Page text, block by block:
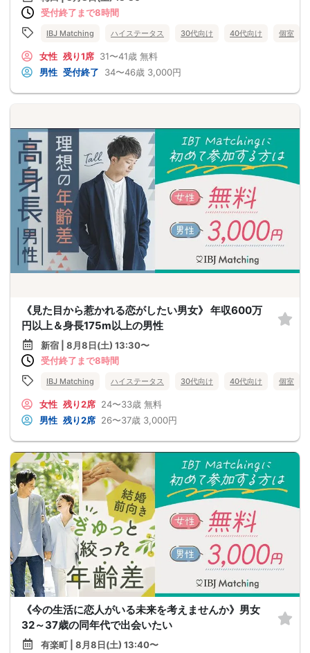
受付終了まで8時間
IBJ Matching ハイステータス 30代向け 40代向け 個室
女性 残り1席 31〜41歳 無料
男性 受付終了 34〜46歳 3,000円
《見た目から惹かれる恋がしたい男女》 年収600万
円以上＆身長175m以上の男性
新宿 | 8月8日(土) 13:30〜
受付終了まで8時間
IBJ Matching ハイステータス 30代向け 40代向け 個室
女性 残り2席 24〜33歳 無料
男性 残り2席 26〜37歳 3,000円
《今の生活に恋人がいる未来を考えませんか》男女
32～37歳の同年代で出会いたい
有楽町 | 8月8日(土) 13:40〜